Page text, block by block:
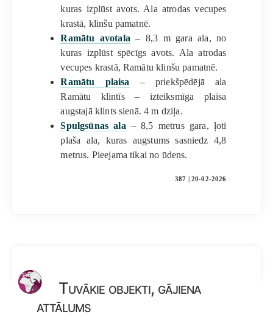
kuras izplūst avots. Ala atrodas vecupes
krastā, klinšu pamatnē.
Ramātu avotala – 8,3 m gara ala, no
kuras izplūst spēcīgs avots. Ala atrodas
vecupes krastā, Ramātu klinšu pamatnē.
Ramātu plaisa – priekšpēdējā ala
Ramātu klintīs – izteiksmīga plaisa
augstajā klints sienā. 4 m dziļa.
Spulgsūnas ala – 8,5 metrus gara, ļoti
plaša ala, kuras augstums sasniedz 4,8
metrus. Pieejama tikai no ūdens.
387 | 20-02-2026
Tuvākie objekti, gājiena
attālums